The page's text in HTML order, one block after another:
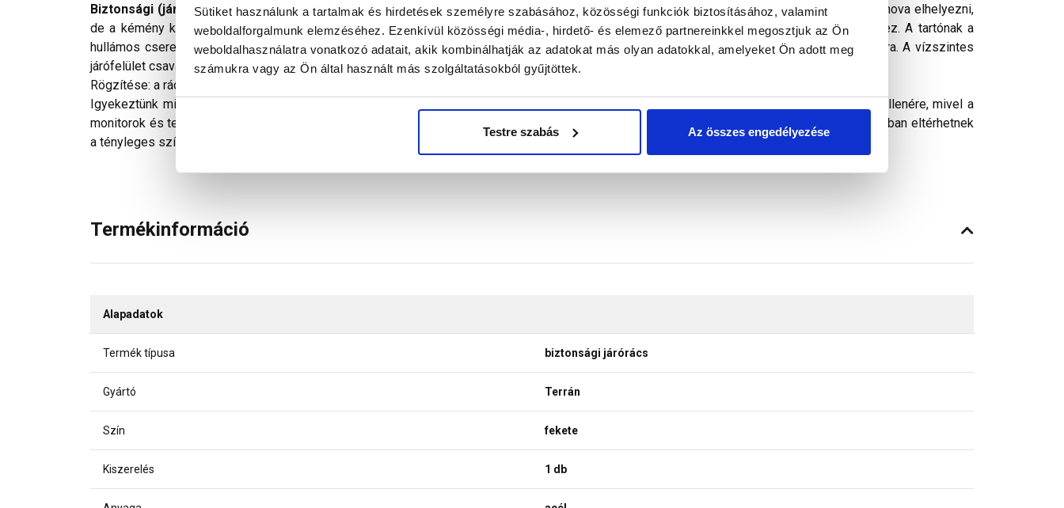
Sütiket használunk a tartalmak és hirdetések személyre szabásához, közösségi funkciók biztosításához, valamint
weboldalforgalmunk elemzéséhez. Ezenkívül közösségi média-, hirdető- és elemező partnereinkkel megosztjuk az Ön
weboldalhasználatra vonatkozó adatait, akik kombinálhatják az adatokat más olyan adatokkal, amelyeket Ön adott meg
számukra vagy az Ön által használt más szolgáltatásokból gyűjtöttek.
Testre szabás Az összes engedélyezése
Biztonsági (járó)rács: használatával a tetőn való közlekedés biztonsága megnő. Természetesen esztétikai okokból nem kell a tetőn mindenhova elhelyezni,
de a kémény közelében az ellenőrzésekhez célszerű beépíteni. A rács a járóelemhez hasonló szerelvénnyel erősíthető a tartószerkezethez. A tartónak a
hullámos cserepek völgyrészébe kell feküdnie. A Rundo, a Zenit és a Dual cserépnél a rácstartó lábai nem támaszkodhatnak az oldalhoronyra. A vízszintes
járófelület csavarokkal könnyen beállítható. A járófelületet a rácstartóhoz rögzíteni kell! A rács és rácstartó anyaga egyaránt szinterezett acél.
Rögzítése: a rácstartót hevederenként négy ponton, külön pallóhoz csavarozással; a járórácsot négy ponton csavarozással a rácstartóhoz.
Igyekeztünk minden technikailag lehetséges módon biztosítani a termékeink színének a lehető leginkább valósághű megjelenítését. Ennek ellenére, mivel a
monitorok és telefonok kijelzőin megjelenő színek a legtöbb esetben nem tükrözik 100%-ban a valóságot, a képeken látható színek árnyalataikban eltérhetnek
a tényleges színektől.
Termékinformáció
Alapadatok
Termék típusa biztonsági járórács
Gyártó Terrán
Szín fekete
Kiszerelés 1 db